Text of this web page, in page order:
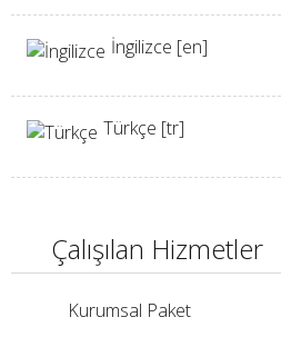
İngilizce [en]
Türkçe [tr]
Çalışılan Hizmetler
Kurumsal Paket